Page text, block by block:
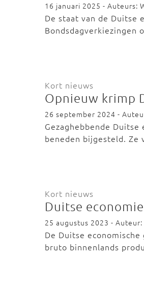
16 januari 2025 - Auteurs:
De staat van de Duitse
Kort nieuws
Opnieuw krimp
26 september 2024 -
Gezaghebbende
beneden bijgesteld.
Kort nieuws
Duitse
25 augustus 2023 -
De Duitse
bruto binnenlands